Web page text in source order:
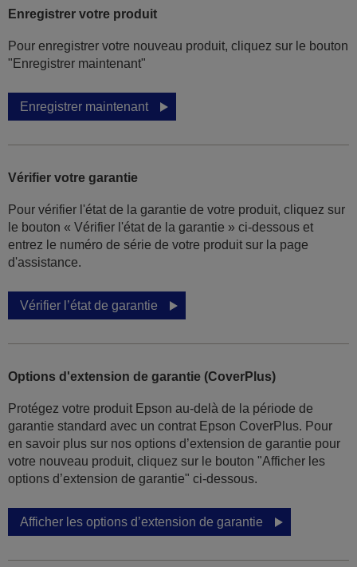
Enregistrer votre produit
Pour enregistrer votre nouveau produit, cliquez sur le bouton
"Enregistrer maintenant"
Enregistrer maintenant
Vérifier votre garantie
Pour vérifier l'état de la garantie de votre produit, cliquez sur
le bouton « Vérifier l'état de la garantie » ci-dessous et
entrez le numéro de série de votre produit sur la page
d'assistance.
Vérifier l’état de garantie
Options d'extension de garantie (CoverPlus)
Protégez votre produit Epson au-delà de la période de
garantie standard avec un contrat Epson CoverPlus. Pour
en savoir plus sur nos options d’extension de garantie pour
votre nouveau produit, cliquez sur le bouton "Afficher les
options d’extension de garantie" ci-dessous.
Afficher les options d’extension de garantie